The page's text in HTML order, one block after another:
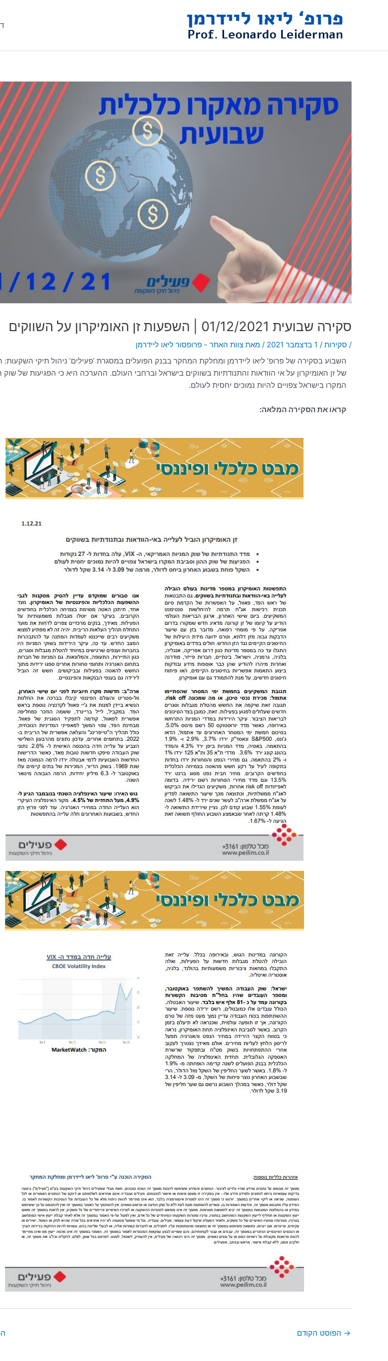
סקירה שבועית 01/12/2021 | השפעות זן האומיקרון על השווקים
/ סקירות / 1 בדצמבר 2021 / מאת צוות האתר - פרופסור ליאו ליידרמן
השבוע בסקירה של פרופ’ ליאו ליידרמן ומחלקת המחקר בבנק הפועלים במסגרת ‘פעילים’ ניהול תיקי
של זן האומיקרון על אי הוודאות והתנודתיות בשווקים בישראל וברחבי העולם. ההערכה היא כי הפגיעות של שוק
המקרו בישראל צפויים להיות נמוכים יחסית לעולם.
קראו את הסקירה המלאה:
→ הפוסט הקודם